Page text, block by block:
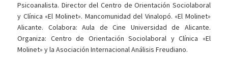
Psicoanalista. Director del Centro de Orientación Sociolaboral
y Clínica «El Molinet». Mancomunidad del Vinalopó. «El Molinet»
Alicante. Colabora: Aula de Cine Universidad de Alicante.
Organiza: Centro de Orientación Sociolaboral y Clínica «El
Molinet» y la Asociación Internacional Análisis Freudiano.